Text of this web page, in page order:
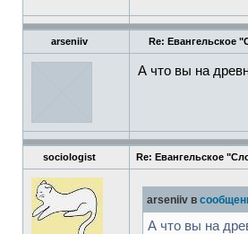
arseniiv Re: Евангельское
А что вы на
sociologist Re: Евангельское
arseniiv в
А что вы на